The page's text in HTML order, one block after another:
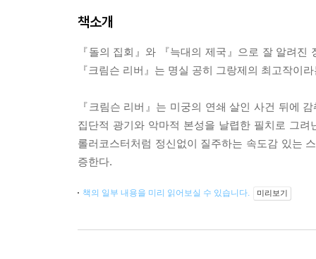
책소개
『돌의 집회』와 『늑대의 제국』으로 잘 알려
『크림슨 리버』는 명실 공히 그랑제의 최고작이
『크림슨 리버』는 미궁의 연쇄 살인 사건 뒤에
집단적 광기와 악마적 본성을 날렵한 필치로 그
롤러코스터처럼 정신없이 질주하는 속도감 있는
증한다.
책의 일부 내용을 미리 읽어보실 수 있습니다. 미리보기